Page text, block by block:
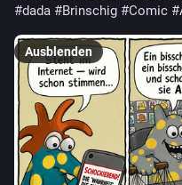
#dada #Brinschig #Comic #
Ausblenden